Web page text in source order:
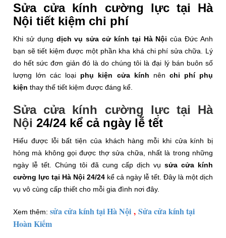
Sửa cửa kính cường lực tại Hà
Nội tiết kiệm chi phí
Khi sử dụng dịch vụ sửa cử kính tại Hà Nộicủa Đức Anh
bạn sẽ tiết kiệm được một phần kha khá chi phí sửa chữa. Lý
do hết sức đơn giản đó là do chúng tôi là đại lý bán buôn số
lượng lớn các loại phụ kiện cửa kính nên chi phí phụ
kiện thay thế tiết kiệm được đáng kể.
Sửa cửa kính cường lực tại Hà
Nội 24/24 kể cả ngày lễ tết
Hiểu được lỗi bất tiện của khách hàng mỗi khi cửa kính bị
hỏng mà không gọi được thợ sửa chữa, nhất là trong những
ngày lễ tết. Chúng tôi đã cung cấp dịch vụ sửa cửa kính
cường lực tại Hà Nội 24/24 kể cả ngày lễ tết. Đây là một dịch
vụ vô cùng cấp thiết cho mỗi gia đình nơi đây.
Xem thêm: sửa cửa kính tại Hà Nội , Sửa cửa kính tại
Hoàn Kiếm